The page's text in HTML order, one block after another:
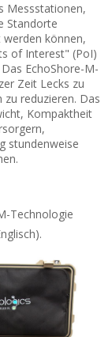
Messstationen,
Standorte
können,
of Interest" (PoI)
EchoShore-M-
Zeit Lecks zu
reduzieren. Das
Kompaktheit
stundenweise
Technologie